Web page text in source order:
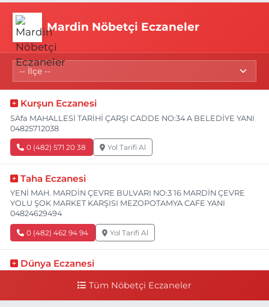
Mardin Nöbetçi Eczaneler
Kurşun Eczanesi
SAfa MAHALLESİ TARİHİ ÇARŞI CADDE NO:34 A BELEDİYE YANI
04825712038
0 (482) 571 20 38 Yol Tarifi Al
Taha Eczanesi
YENİ MAH. MARDİN ÇEVRE BULVARI NO:3 16 MARDİN ÇEVRE
YOLU ŞOK MARKET KARŞISI MEZOPOTAMYA CAFE YANI
04824629494
0 (482) 462 94 94 Yol Tarifi Al
Dünya Eczanesi
CAD. (İŞBANKASI CAD) BİM MARKET YANI 04824158747
Tüm Nöbetçi Eczaneler